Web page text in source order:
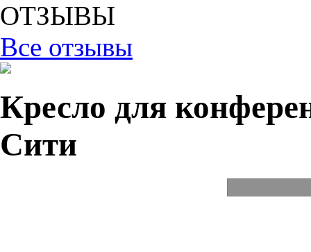
ОТЗЫВЫ
Все отзывы
Кресло для
Сити